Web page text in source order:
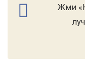
Жми